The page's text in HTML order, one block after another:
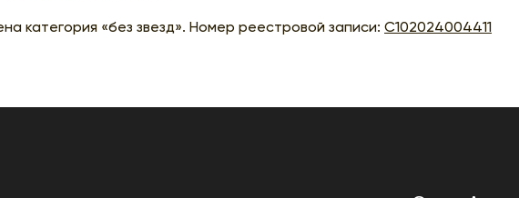
категория «без звезд». Номер реестровой записи: С102024004411